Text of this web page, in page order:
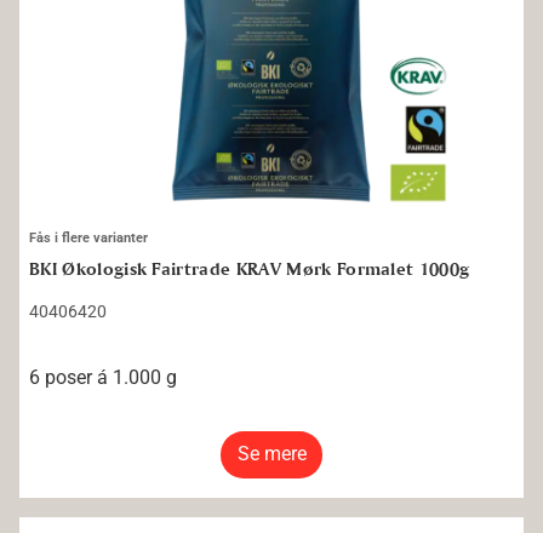
Fås i flere varianter
BKI Økologisk Fairtrade KRAV Mørk Formalet 1000g
40406420
6 poser á 1.000 g
Se mere